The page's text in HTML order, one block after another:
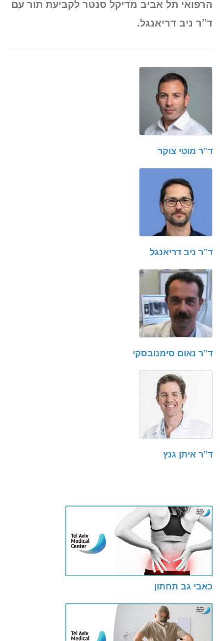
הרפואי תל אביב מדיקל סנטר לקביעת תור עם
ד”ר ניב דריאנגל.
ד”ר מוטי צוקר
ד”ר ניב דריאנגל
ד”ר נאום סימנובסקי
ד”ר איתן גנץ
כאבי גב תחתון